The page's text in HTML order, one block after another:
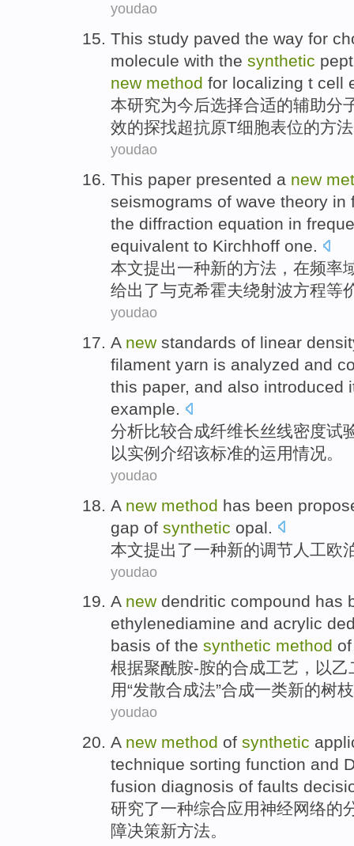
youdao
This study paved the way for
molecule with the synthetic
new method for localizing t cell
本研究为今后选择合适的辅助分
效的探找超抗原T细胞表位的方法
youdao
This paper presented a new
seismograms of wave theory in
the diffraction equation in
equivalent to Kirchhoff one.
本文提出一种新的方法 ， 在频率
给出了与克希霍夫绕射波方程等
youdao
A new standards of linear
filament yarn is analyzed and
this paper, and also introduced
example.
分析比较合成纤维长丝线密度试
以实例 介绍该标准的运用情况。
youdao
A new method has been
gap of synthetic opal
本文提出了一种新的调节 人工欧
youdao
A new dendritic compound has
ethylenediamine and acrylic
basis of the synthetic method
根据聚酰胺-胺的合成工艺，以乙
用“发散合成法”合成一类新的树
youdao
A new method of synthetic
technique sorting function and
fusion diagnosis of faults
研究了一种综合应用神经网络的
障决策新方法。